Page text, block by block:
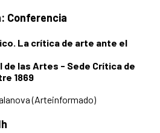
Conferencia
La crítica de arte ante el
de las Artes - Sede Crítica de
1869
(Arteinformado)